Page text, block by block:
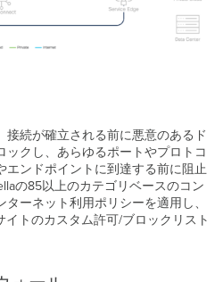
接続が確立される前に悪意のあるド
ックし、あらゆるポートやプロトコ
エンドポイントに到達する前に阻止
の85以上のカテゴリベースのコン
ーネット利用ポリシーを適用し、
トのカスタム許可/ブロックリスト